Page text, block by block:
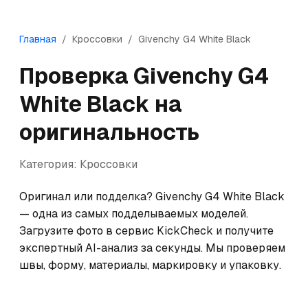
Главная / Кроссовки / Givenchy G4 White Black
Проверка GivenchyG4
White Black на
оригинальность
Категория: Кроссовки
Оригинал или подделка? Givenchy G4 White Black
— одна из самых подделываемых моделей.
Загрузите фото в сервис KickCheck и получите
экспертный AI-анализ за секунды. Мы проверяем
швы, форму, материалы, маркировку и упаковку.